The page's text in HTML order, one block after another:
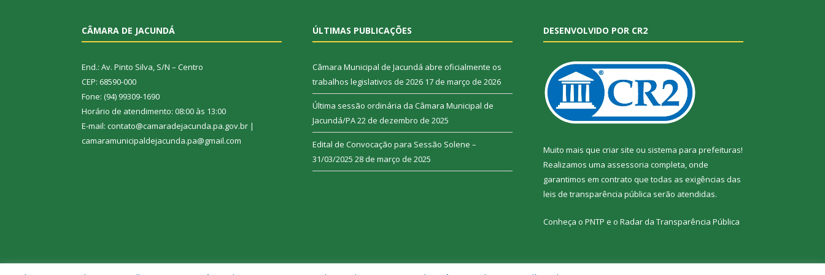
CÂMARA DE JACUNDÁ
End.: Av. Pinto Silva, S/N – Centro
CEP: 68590-000
Fone: (94) 99309-1690
Horário de atendimento: 08:00 às 13:00
E-mail: contato@camaradejacunda.pa.gov.br |
camaramunicipaldejacunda.pa@gmail.com
ÚLTIMAS PUBLICAÇÕES
Câmara Municipal de Jacundá abre oficialmente os
trabalhos legislativos de 2026 17 de março de 2026
Última sessão ordinária da Câmara Municipal de
Jacundá/PA22 de dezembro de 2025
Edital de Convocação para Sessão Solene –
31/03/2025 28 de março de 2025
DESENVOLVIDO POR CR2
Muito mais que criar site ou sistema para prefeituras!
Realizamos uma assessoria completa, onde
garantimos em contrato que todas as exigências das
leis de transparência pública serão atendidas.
Conheça o PNTP e o Radar da Transparência Pública